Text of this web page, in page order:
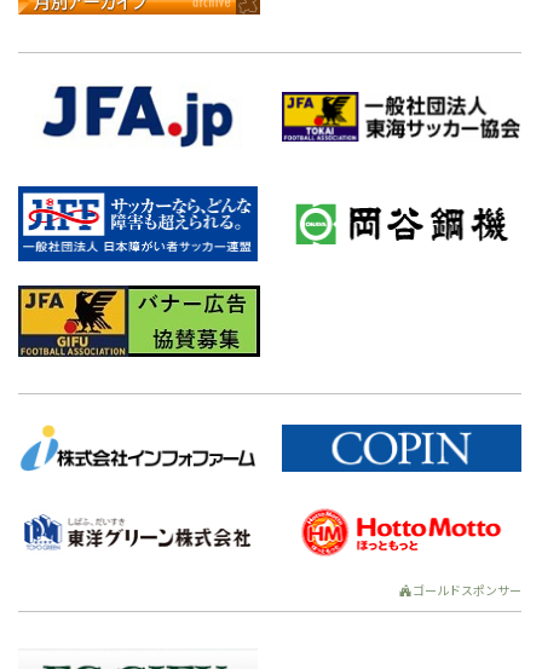
ゴールドスポンサー